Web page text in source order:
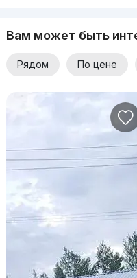
Вам может быть
Рядом По цене